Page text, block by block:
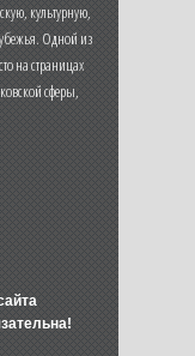
культурную,
Одной из
на страницах
сферы,